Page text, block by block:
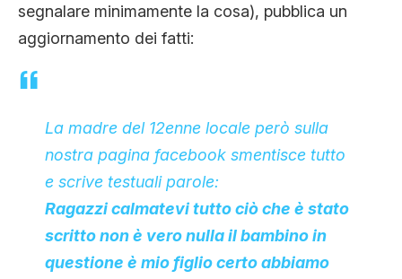
segnalare minimamente la cosa), pubblica un
aggiornamento dei fatti:
La madre del 12enne locale però sulla
nostra pagina facebook smentisce tutto
e scrive testuali parole:
Ragazzi calmatevi tutto ciò che è stato
scritto non è vero nulla il bambino in
questione è mio figlio certo abbiamo